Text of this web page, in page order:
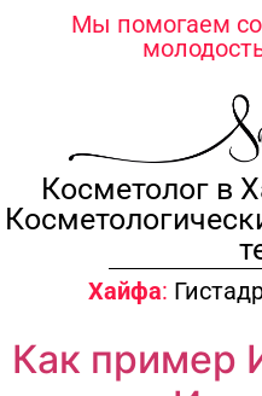
содержимомуМы помогаем
Косметолог в
Хайфа:
Как пример